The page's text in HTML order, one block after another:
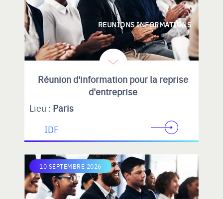
REUNIONS INFORMATIONS
Réunion d'information pour la reprise
d'entreprise
Lieu : Paris
IDF
10 SEPTEMBRE 2026